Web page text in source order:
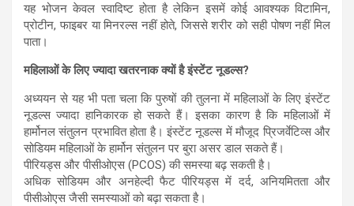
यह भोजन केवल स्वादिष्ट होता है लेकिन इसमें कोई आवश्यक विटामिन,
प्रोटीन, फाइबर या मिनरल्स नहीं होते, जिससे शरीर को सही पोषण नहीं मिल
पाता।
महिलाओं के लिए ज्यादा खतरनाक क्यों है इंस्टेंट नूडल्स?
अध्ययन से यह भी पता चला कि पुरुषों की तुलना में महिलाओं के लिए इंस्टेंट
नूडल्स ज्यादा हानिकारक हो सकते हैं। इसका कारण है कि महिलाओं में
हार्मोनल संतुलन प्रभावित होता है। इंस्टेंट नूडल्स में मौजूद प्रिजर्वेटिव्स और
सोडियम महिलाओं के हार्मोन संतुलन पर बुरा असर डाल सकते हैं।
पीरियड्स और पीसीओएस (PCOS) की समस्या बढ़ सकती है।
अधिक सोडियम और अनहेल्दी फैट पीरियड्स में दर्द, अनियमितता और
पीसीओएस जैसी समस्याओं को बढ़ा सकता है।